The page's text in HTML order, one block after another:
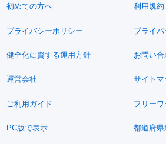
初めての方へ 利用規約
プライバシーポリシー プライ
健全化に資する運用方針 お問い合
運営会社 サイトマ
ご利用ガイド フリー
PC版で表示 都道府県